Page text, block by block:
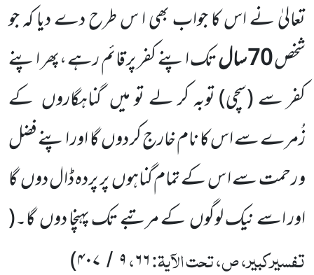
تعالیٰ نے اس کا جواب بھی ا س طرح دے دیا کہ جو
شخص70سالتک اپنے کفر پر قائمرہے ،پھر اپنے
کفر سے(سچی)توبہ کر لے تو میں گناہگاروں کے
زُمرے سے اس کا نام خارج کر دوںگا اور اپنے فضل
و رحمت سے ا س کے تمام گناہوںپر پردہ ڈال دوںگا
اور اسے نیک لوگوںکے مرتبے تک پہنچا دوںگا۔(
تفسیرکبیر، ص، تحت الآیۃ:۶۶،۹ / ۴۰۷)